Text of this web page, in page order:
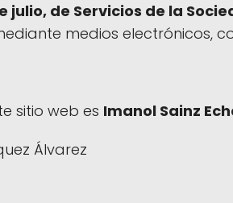
julio, de Servicios de la
medios electrónicos,
sitio web es Imanol Sainz
Álvarez